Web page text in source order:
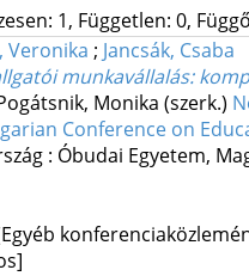
1, Független: 0,
Veronika ; Jancsák, Csaba
munkavállalás:
Monika (szerk.)
Conference on
: Óbudai Egyetem,